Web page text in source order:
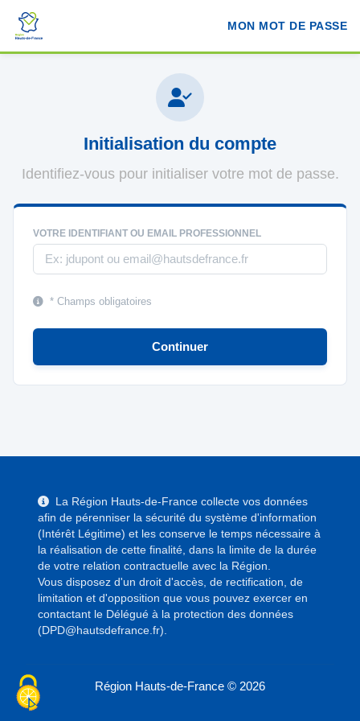
MON MOT DE PASSE
Initialisation du compte
Identifiez-vous pour initialiser votre mot de passe.
VOTRE IDENTIFIANT OU EMAIL PROFESSIONNEL
* Champs obligatoires
Continuer
La Région Hauts-de-France collecte vos données
afin de pérenniser la sécurité du système d'information
(Intérêt Légitime) et les conserve le temps nécessaire à
la réalisation de cette finalité, dans la limite de la durée
de votre relation contractuelle avec la Région.
Vous disposez d'un droit d'accès, de rectification, de
limitation et d'opposition que vous pouvez exercer en
contactant le Délégué à la protection des données
(DPD@hautsdefrance.fr).
Région Hauts-de-France © 2026